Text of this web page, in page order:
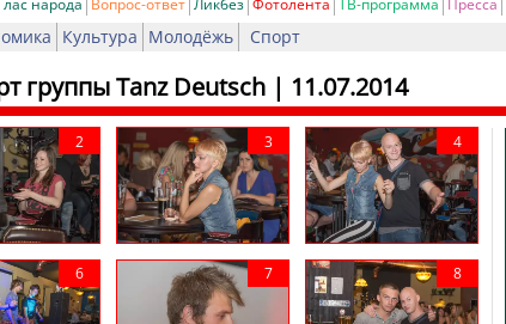
народа Вопрос-ответ Ликбез Фотолента ТВ-программа Пресса
Культура Молодёжь Спорт
группы Tanz Deutsch | 11.07.2014